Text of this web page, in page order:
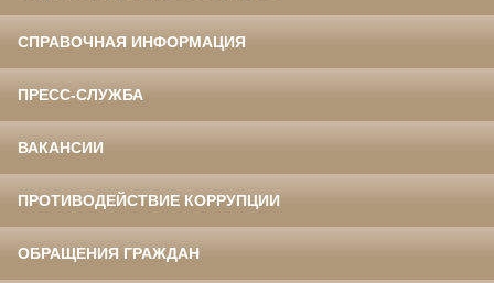
СПРАВОЧНАЯ ИНФОРМАЦИЯ
ПРЕСС-СЛУЖБА
ВАКАНСИИ
ПРОТИВОДЕЙСТВИЕ КОРРУПЦИИ
ОБРАЩЕНИЯ ГРАЖДАН